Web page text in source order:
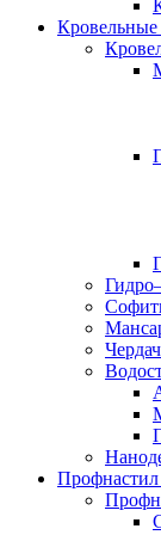
Профнастил